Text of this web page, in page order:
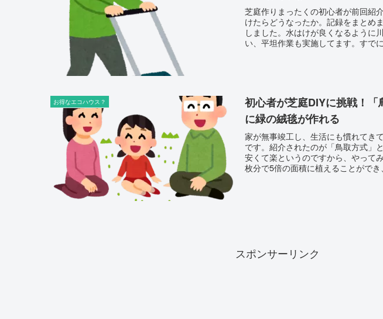
芝庭作りまったくの初心者が前回紹
けたらどうなったか。記録をまとめ
しました。水はけが良くなるように
い、平坦作業も実施してます。すで
お得なエコハウス？
初心者が芝庭DIYに挑戦！
に緑の絨毯が作れる
家が無事竣工し、生活にも慣れてき
です。紹介されたのが「鳥取方式」
安くて楽というのですから、やって
枚分で5倍の面積に植えることがで
スポンサーリンク